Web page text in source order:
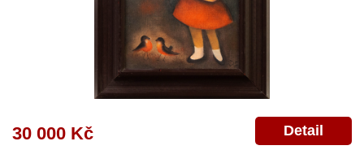
30 000 Kč Detail